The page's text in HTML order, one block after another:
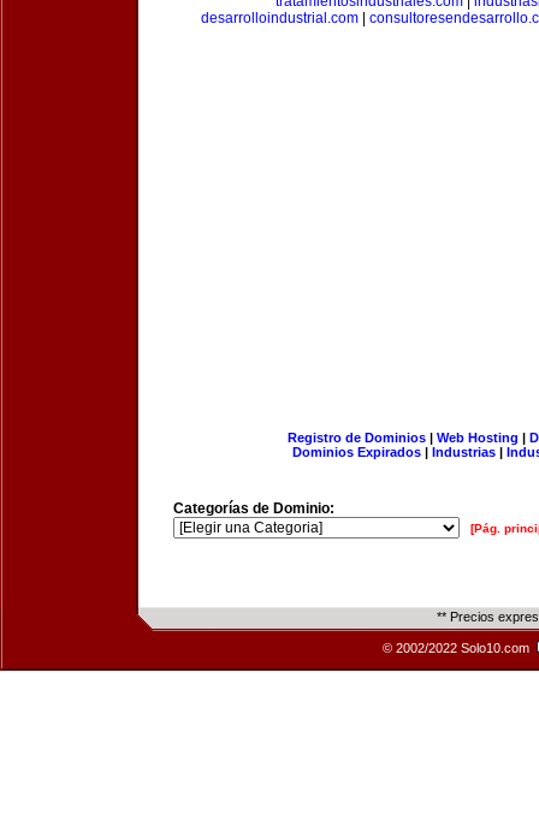
desarrolloindustrial.com|
Registro de Dominios| Web Hosting |
Dominios Expirados | Industrias |
Categorías de Dominio:
[Pág.
** Precios
© 2002/2022 Solo10.com